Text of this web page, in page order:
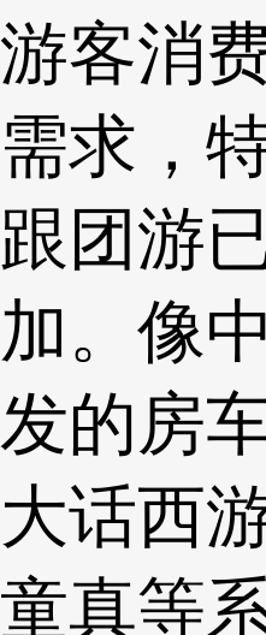
游客消
需求，
跟团游
加。像
发的房
大话西
童真等